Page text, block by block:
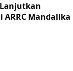
ARRC Mandalika